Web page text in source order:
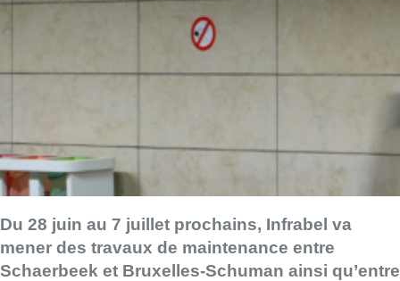
Du 28 juin au 7 juillet prochains, Infrabel va
mener des travaux de maintenance entre
Schaerbeek et Bruxelles-Schuman ainsi qu’entre